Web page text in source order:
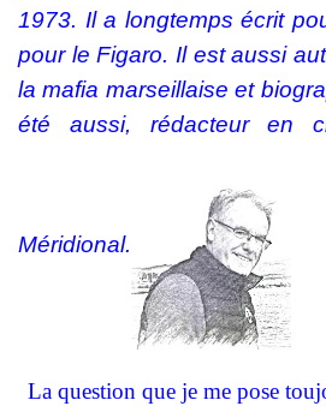
1973. Il a longtemps écrit
pour le Figaro. Il est aussi
la mafia marseillaise et
été aussi, rédacteur en
Méridional.
La question que je me pose